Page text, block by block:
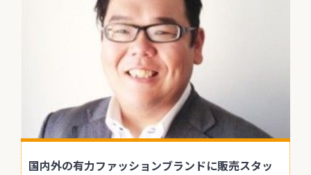
国内外の有力ファッションブランドに販売スタッ